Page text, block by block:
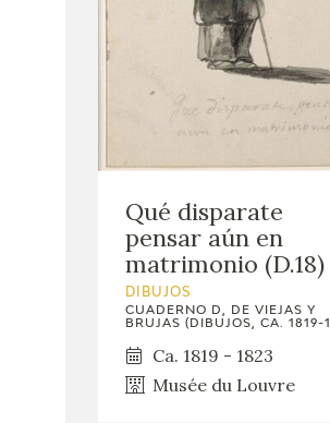
Qué disparate
pensar aún en
matrimonio (D.18)
DIBUJOS
CUADERNO D, DE VIEJAS Y
BRUJAS (DIBUJOS, CA. 1819-
Ca. 1819 - 1823
Musée du Louvre